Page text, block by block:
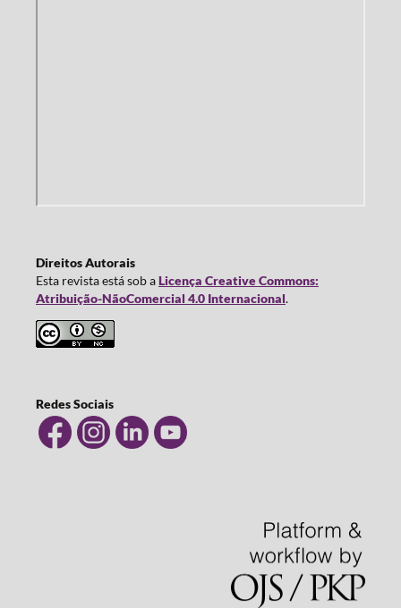
Direitos Autorais
Esta revista está sob aLicença Creative Commons:
Atribuição-NãoComercial 4.0 Internacional.
Redes Sociais